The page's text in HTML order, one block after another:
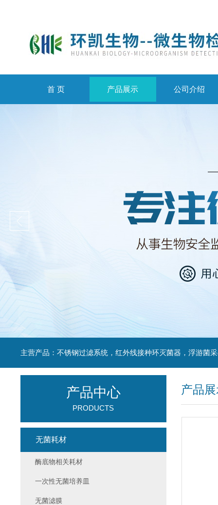
首 页 产品展示 公司介绍
产品
产品中心
PRODUCTS
无菌耗材
酶底物相关耗材
一次性无菌培养皿
无菌滤膜